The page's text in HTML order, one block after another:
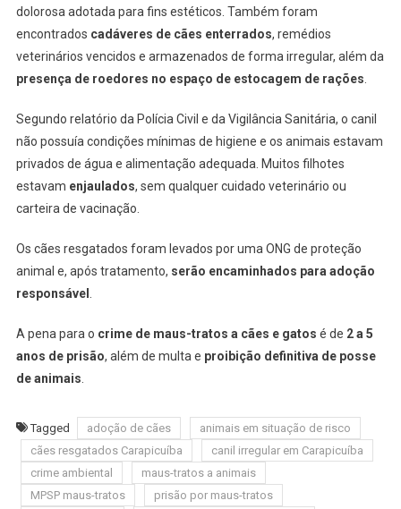
dolorosa adotada para fins estéticos. Também foram
encontrados cadáveres de cães enterrados, remédios
veterinários vencidos e armazenados de forma irregular, além da
presença de roedores no espaço de estocagem de rações
Segundo relatório da Polícia Civil e da Vigilância Sanitária, o canil
não possuía condições mínimas de higiene e os animais estavam
privados de água e alimentação adequada. Muitos filhotes
estavam enjaulados, sem qualquer cuidado veterinário ou
carteira de vacinação.
Os cães resgatados foram levados por uma ONG de proteção
animal e, após tratamento, serão encaminhados para adoção
responsável
A pena para o crime de maus-tratos a cães e gatos é de 2 a 5
anos de prisão, além de multa e proibição definitiva de posse
de animais
Tagged adoção de cães
animais em situação de risco
cães resgatados Carapicuíba
canil irregular em Carapicuíba
crime ambiental
maus-tratos a animais
MPSP maus-tratos
prisão por maus-tratos